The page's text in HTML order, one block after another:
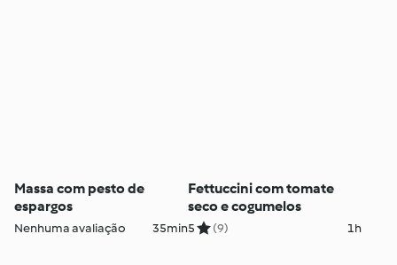
Massa com pesto de
espargos
Nenhuma avaliação 35min
Fettuccini com tomate
seco e cogumelos
5 (9) 1h